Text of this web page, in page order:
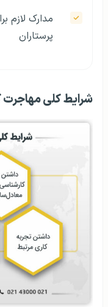
مدارک لازم
پرستاران
شرایط کلی مهاجرت